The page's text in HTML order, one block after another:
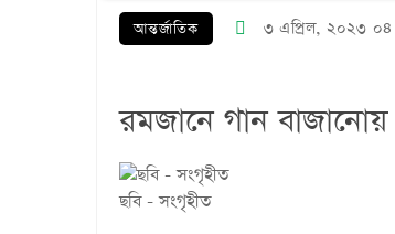
আন্তর্জাতিক ৩ এপ্রিল, ২০২৩
রমজানে গান
ছবি - সংগৃহীত